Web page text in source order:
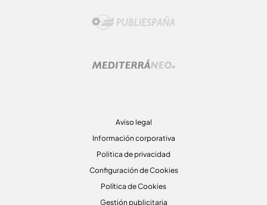
Aviso legal
Información corporativa
Politica de privacidad
Configuración de Cookies
Política de Cookies
Gestión publicitaria